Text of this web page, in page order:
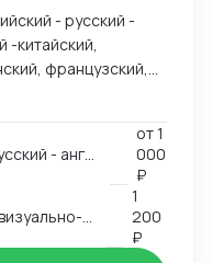
-китайский,
французский,
эффективность
в осмысление
уровне, так и на
на
опыт работы в
Устный перевод английский - русский - английский и перевод текстов (китайский, испанский, итальянский).
от1
000
₽
Преподавание английского по визуально-ассоциативной системе
1
200
₽